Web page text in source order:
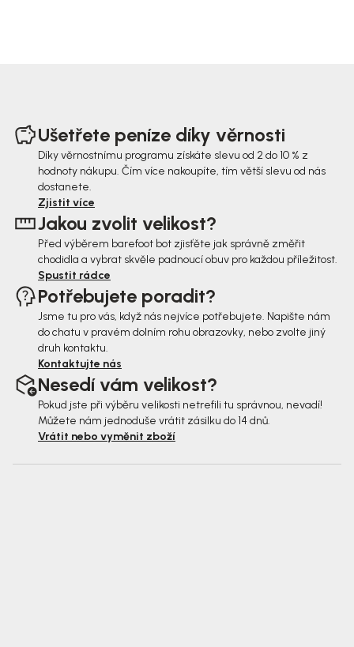
Ušetřete peníze díky věrnosti
Díky věrnostnímu programu získáte slevu od 2 do 10 % z
hodnoty nákupu. Čím více nakoupíte, tím větší slevu od nás
dostanete.
Zjistit více
Jakou zvolit velikost?
Před výběrem barefoot bot zjisťěte jak správně změřit
chodidla a vybrat skvěle padnoucí obuv pro každou příležitost.
Spustit rádce
Potřebujete poradit?
Jsme tu pro vás, když nás nejvíce potřebujete. Napište nám
do chatu v pravém dolním rohu obrazovky, nebo zvolte jiný
druh kontaktu.
Kontaktujte nás
Nesedí vám velikost?
Pokud jste při výběru velikosti netrefili tu správnou, nevadí!
Můžete nám jednoduše vrátit zásilku do 14 dnů.
Vrátit nebo vyměnit zboží